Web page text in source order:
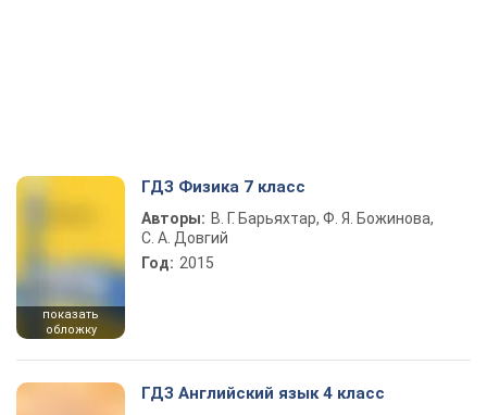
показать
обложку
ГДЗ Физика 7 класс
Авторы: В. Г. Барьяхтар, Ф. Я. Божинова,
С. А. Довгий
Год: 2015
ГДЗ Английский язык 4 класс